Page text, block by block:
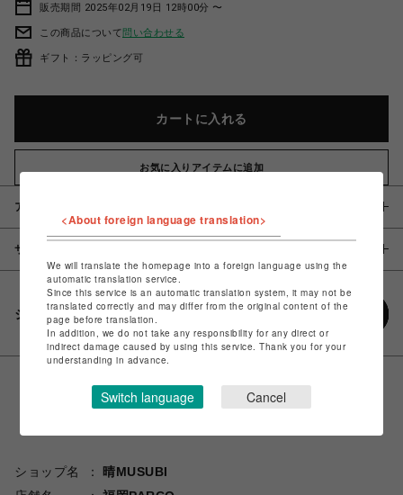
販売期間 2025年02月19日 12時00分 〜
この商品について問い合わせる
ギフト：ラッピング可
カートに入れる
お気に入りアイテムに追加
アイテム説明 / 素材
サイズ
シェアする
ショップ名
晴MUSUBI
<About foreign language translation>
We will translate the homepage into a foreign language using the
automatic translation service.
Since this service is an automatic translation system, it may not be
translated correctly and may differ from the original content of the
page before translation.
In addition, we do not take any responsibility for any direct or
indirect damage caused by using this service. Thank you for your
understanding in advance.
Switch language Cancel